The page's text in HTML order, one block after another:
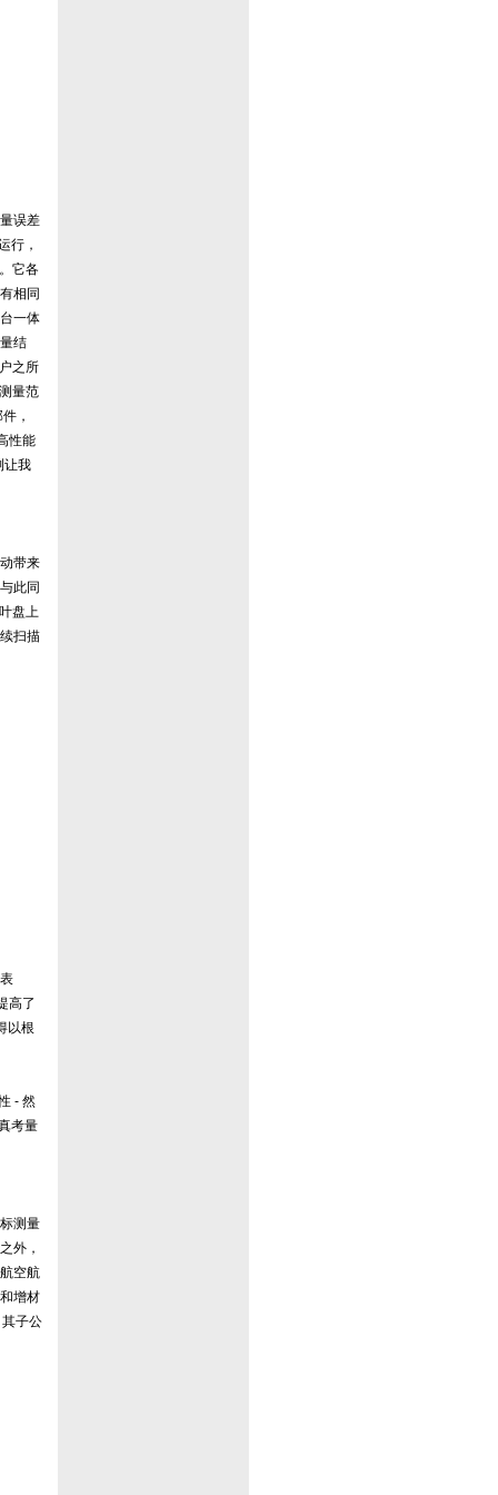
误差
行，
它各
相同
一体
结
之所
量范
，
性能
让我
带来
此同
盘上
扫描
高了
以根
- 然
考量
测量
外，
空航
增材
子公